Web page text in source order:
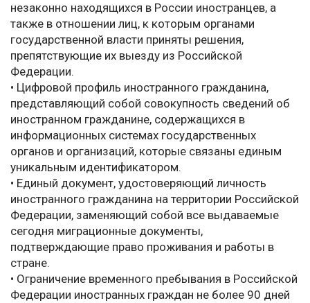
незаконно находящихся в России иностранцев, а
также в отношении лиц, к которым органами
государственной власти приняты решения,
препятствующие их выезду из Российской
Федерации.
• Цифровой профиль иностранного гражданина,
представляющий собой совокупность сведений об
иностранном гражданине, содержащихся в
информационных системах государственных
органов и организаций, которые связаны единым
уникальным идентификатором.
• Единый документ, удостоверяющий личность
иностранного гражданина на территории Российской
Федерации, заменяющий собой все выдаваемые
сегодня миграционные документы,
подтверждающие право проживания и работы в
стране.
• Ограничение временного пребывания в Российской
Федерации иностранных граждан не более 90 дней